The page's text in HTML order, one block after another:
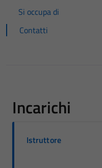
Si occupa di
Contatti
Incarichi
Istruttore